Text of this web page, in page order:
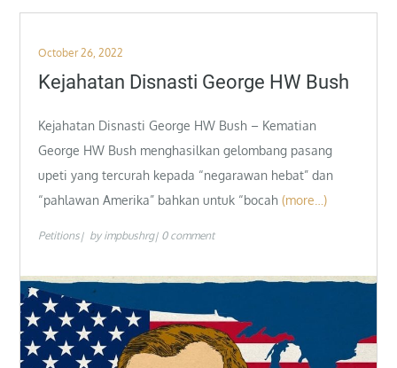
Posted
on
October 26, 2022
Kejahatan Disnasti George HW Bush
Kejahatan Disnasti George HW Bush – Kematian
George HW Bush menghasilkan gelombang pasang
upeti yang tercurah kepada “negarawan hebat” dan
“pahlawan Amerika” bahkan untuk “bocah (more…)
Petitions by impbushrg 0 comment